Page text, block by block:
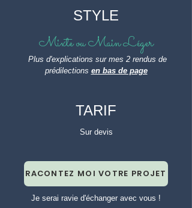
STYLE
Mixte ou Main Léger
Plus d'explications sur mes 2 rendus de
prédilections en bas de page
TARIF
Sur devis
RACONTEZ MOI VOTRE PROJET
Je serai ravie d'échanger avec vous !